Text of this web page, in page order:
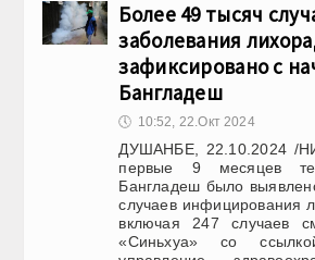
Более 49 тысяч
заболевания
зафиксировано с
Бангладеш
🕔 10:52, 22.Окт 2024
ДУШАНБЕ, 22.10.2024 /
первые 9 месяцев
Бангладеш было
случаев инфицирования
включая 247 случаев
«Синьхуа» со